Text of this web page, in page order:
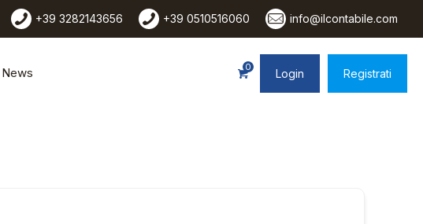
+39 3282143656 +39 0510516060 info@ilcontabile.com
News 0 Login Registrati